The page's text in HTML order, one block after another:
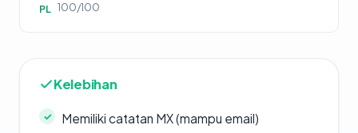
PL 100/100
Kelebihan
Memiliki catatan MX (mampu email)